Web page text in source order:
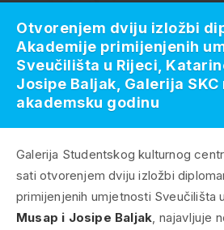
Galerija Studentskog kulturnog
sati otvorenjem dviju izložbi
primijenjenih umjetnosti Sveučilišta
Musap i Josipe Baljak, najavljuje
Otvorenjem dviju izložbi
Akademije primijenjenih
Sveučilišta u Rijeci,
Josipe Baljak, Galerija
akademsku godinu